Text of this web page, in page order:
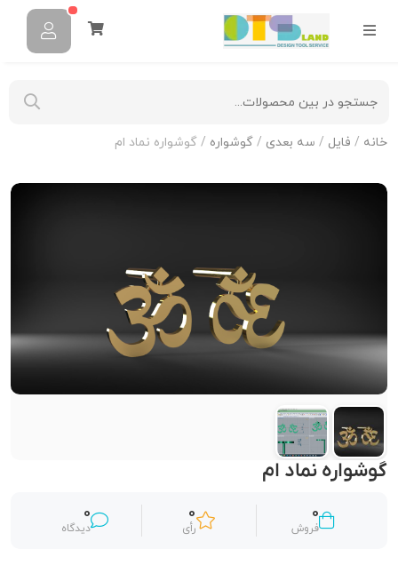
خانه / فایل / سه بعدی / گوشواره / گوشواره نماد ام
گوشواره نماد ام
0
فروش
0
رأی
0
دیدگاه